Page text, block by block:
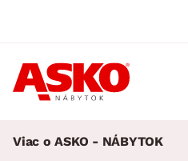
Viac o ASKO - NÁBYTOK